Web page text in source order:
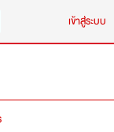
เข้าสู่ระบบ